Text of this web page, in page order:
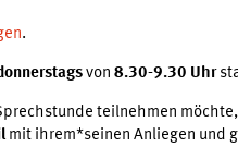
.
von 8.30-9.30 Uhr
teilnehmen
mit ihrem*seinen Anliegen und